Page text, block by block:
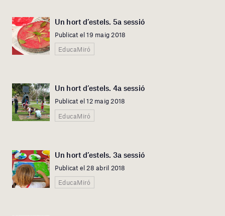
Un hort d’estels. 5a sessió
Publicat el 19 maig 2018
EducaMiró
Un hort d’estels. 4a sessió
Publicat el 12 maig 2018
EducaMiró
Un hort d’estels. 3a sessió
Publicat el 28 abril 2018
EducaMiró